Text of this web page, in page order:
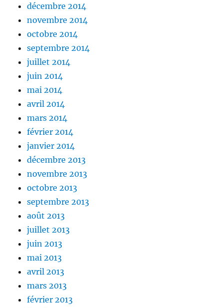
décembre 2014
novembre 2014
octobre 2014
septembre 2014
juillet 2014
juin 2014
mai 2014
avril 2014
mars 2014
février 2014
janvier 2014
décembre 2013
novembre 2013
octobre 2013
septembre 2013
août 2013
juillet 2013
juin 2013
mai 2013
avril 2013
mars 2013
février 2013